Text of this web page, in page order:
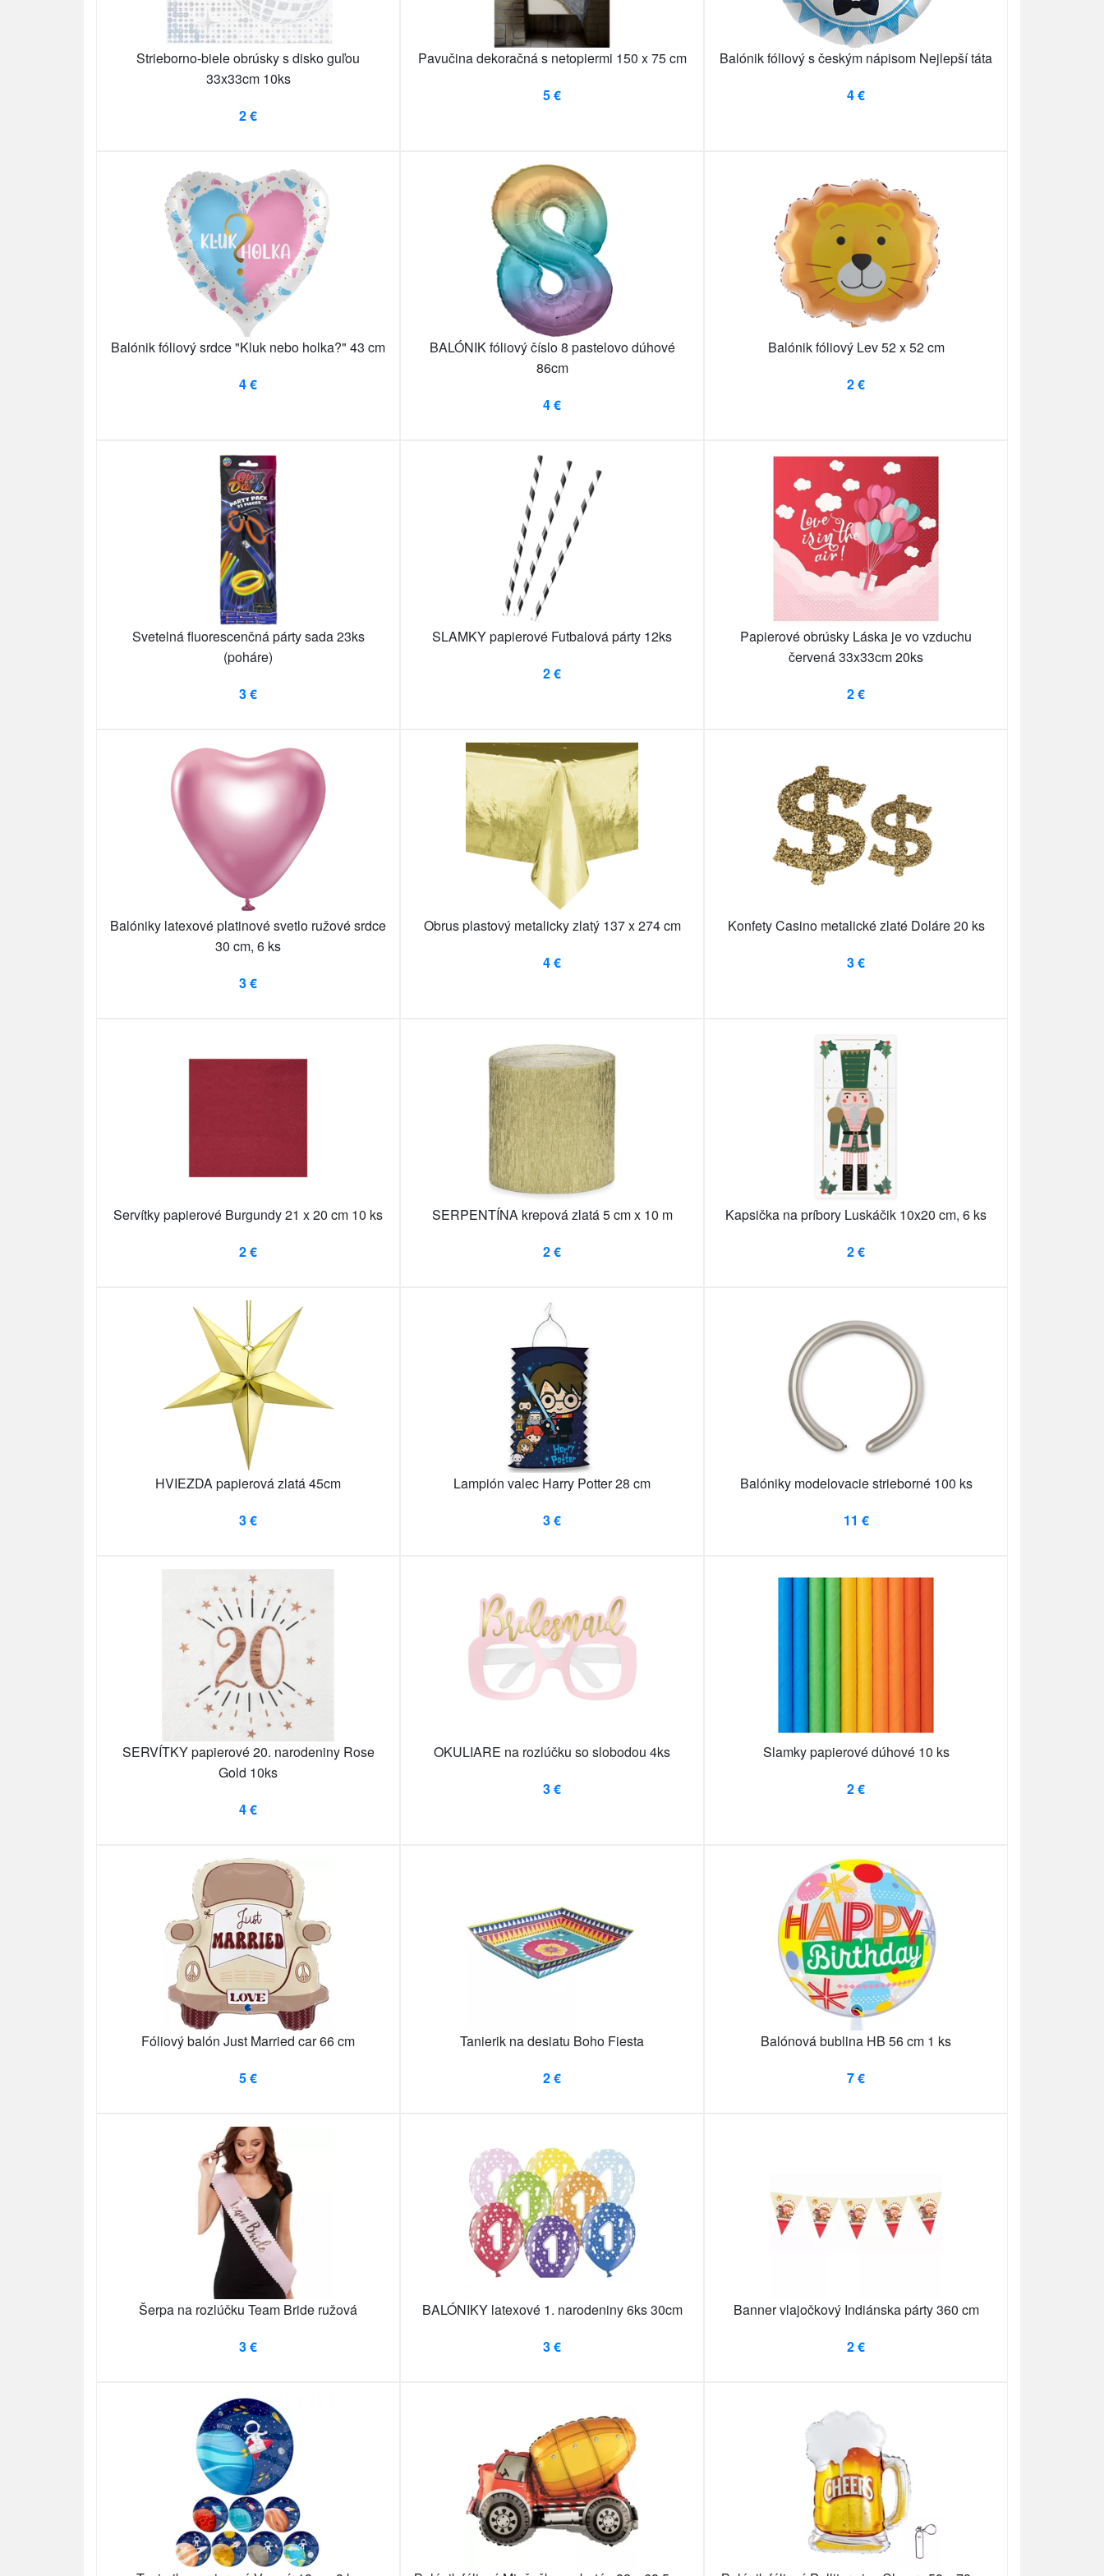
Strieborno-biele obrúsky s disko guľou
33x33cm 10ks
2 €
Pavučina dekoračná s netopiermi 150 x 75 cm
5 €
Balónik fóliový s českým nápisom Nejlepší táta
4 €
Balónik fóliový srdce "Kluk nebo holka?" 43 cm
4 €
BALÓNIK fóliový číslo 8 pastelovo dúhové
86cm
4 €
Balónik fóliový Lev 52 x 52 cm
2 €
Svetelná fluorescenčná párty sada 23ks
(poháre)
3 €
SLAMKY papierové Futbalová párty 12ks
2 €
Papierové obrúsky Láska je vo vzduchu
červená 33x33cm 20ks
2 €
Balóniky latexové platinové svetlo ružové srdce
30 cm, 6 ks
3 €
Obrus plastový metalicky zlatý 137 x 274 cm
4 €
Konfety Casino metalické zlaté Doláre 20 ks
3 €
Servítky papierové Burgundy 21 x 20 cm 10 ks
2 €
SERPENTÍNA krepová zlatá 5 cm x 10 m
2 €
Kapsička na príbory Luskáčik 10x20 cm, 6 ks
2 €
HVIEZDA papierová zlatá 45cm
3 €
Lampión valec Harry Potter 28 cm
3 €
Balóniky modelovacie strieborné 100 ks
11 €
SERVÍTKY papierové 20. narodeniny Rose
Gold 10ks
4 €
OKULIARE na rozlúčku so slobodou 4ks
3 €
Slamky papierové dúhové 10 ks
2 €
Fóliový balón Just Married car 66 cm
5 €
Tanierik na desiatu Boho Fiesta
2 €
Balónová bublina HB 56 cm 1 ks
7 €
Šerpa na rozlúčku Team Bride ružová
3 €
BALÓNIKY latexové 1. narodeniny 6ks 30cm
3 €
Banner vlajočkový Indiánska párty 360 cm
2 €